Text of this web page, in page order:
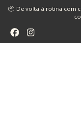
📦 De volta à rotina com